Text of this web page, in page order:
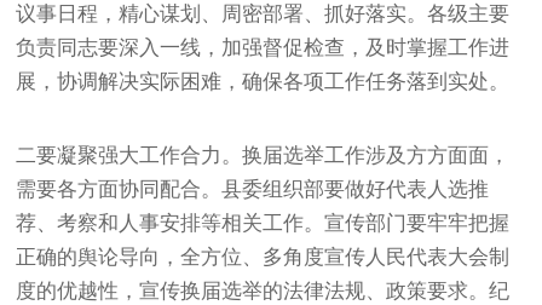
议事日程，精心谋划、周密部署、抓好落实。各级主要
负责同志要深入一线，加强督促检查，及时掌握工作进
展，协调解决实际困难，确保各项工作任务落到实处。
二要凝聚强大工作合力。换届选举工作涉及方方面面，
需要各方面协同配合。县委组织部要做好代表人选推
荐、考察和人事安排等相关工作。宣传部门要牢牢把握
正确的舆论导向，全方位、多角度宣传人民代表大会制
度的优越性，宣传换届选举的法律法规、政策要求。纪